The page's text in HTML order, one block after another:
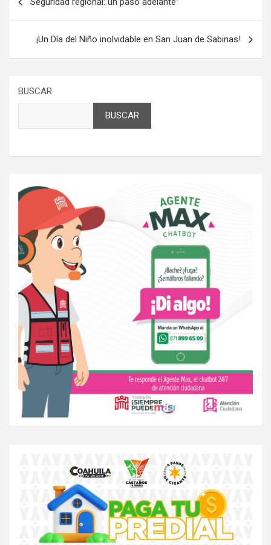
entradas
¡Un Día del Niño inolvidable en San Juan de Sabinas!
BUSCAR
BUSCAR